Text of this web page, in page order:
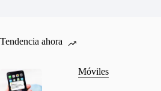
Tendencia ahora
Móviles